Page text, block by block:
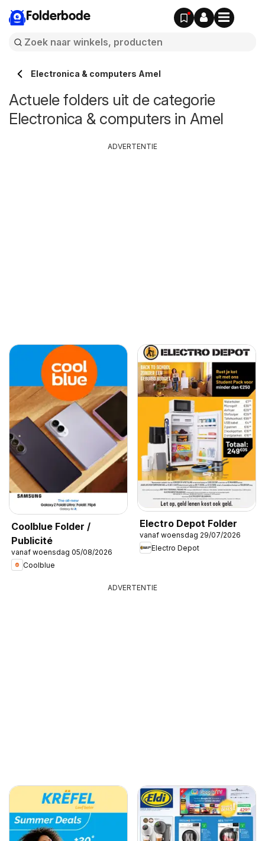
Folderbode
Electronica & computers Amel
Actuele folders uit de categorie
Electronica & computers in Amel
Coolblue Folder /
Publicité
vanaf woensdag 05/08/2026
Coolblue
Electro Depot Folder
vanaf woensdag 29/07/2026
Electro Depot
ADVERTENTIE
ADVERTENTIE